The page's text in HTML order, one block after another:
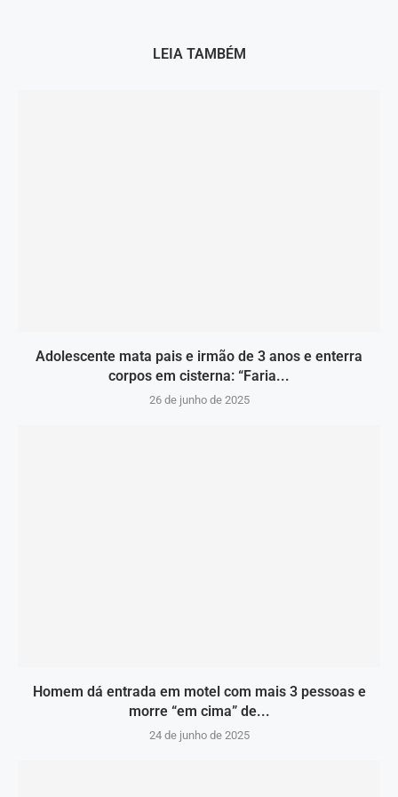
LEIA TAMBÉM
Adolescente mata pais e irmão de 3 anos e enterra
corpos em cisterna: “Faria...
26 de junho de 2025
Homem dá entrada em motel com mais 3 pessoas e
morre “em cima” de...
24 de junho de 2025